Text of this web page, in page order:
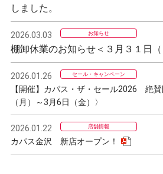
しました。
2026.03.03 お知らせ
棚卸休業のお知らせ＜３月３１日（
2026.01.26 セール・キャンペーン
【開催】カパス・ザ・セール2026 絶
（月）～3月6日（金）〉
2026.01.22 店舗情報
カパス金沢 新店オープン！